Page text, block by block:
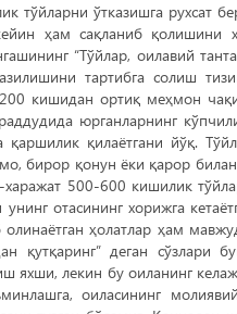
ўтказишга рухсат
ҳам сақланиб
“Тўйлар, оилавий
тартибга солиш
кишидан ортиқ меҳмон
юрганларнинг
қилаётгани йўқ.
бирор қонун ёки қарор
500-600 кишилик
отасининг хорижга
ҳолатлар ҳам
қутқаринг” деган сўзлари
яхши, лекин бу оиланинг
оиласининг